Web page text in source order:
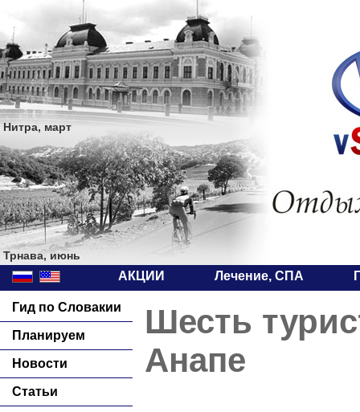
Нитра, март
Трнава, июнь
АКЦИИ Лечение, СПА
Гид по Словакии
Планируем
Новости
Статьи
Шесть
Анапе